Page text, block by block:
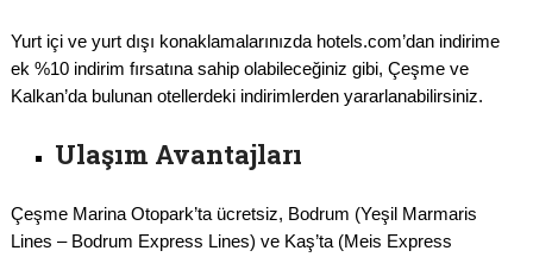
Yurt içi ve yurt dışı konaklamalarınızda hotels.com’dan indirime
ek %10 indirim fırsatına sahip olabileceğiniz gibi, Çeşme ve
Kalkan’da bulunan otellerdeki indirimlerden yararlanabilirsiniz.
Ulaşım Avantajları
Çeşme Marina Otopark’ta ücretsiz, Bodrum (Yeşil Marmaris
Lines – Bodrum Express Lines) ve Kaş’ta (Meis Express